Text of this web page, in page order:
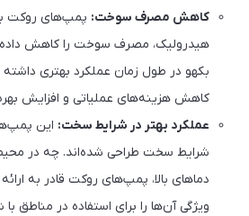
کاهش مصرف سوخت: پمپ‌های روکت با
هیدرولیک، مصرف سوخت را کاهش
بکهو در طول زمان عملکرد بهتری داشته
کاهش هزینه‌های عملیاتی و افزایش
عملکرد بهتر در شرایط سخت: این
شرایط سخت طراحی شده‌اند. چه در
دماهای بالا، پمپ‌های روکت قادر به
ویژگی آن‌ها را برای استفاده در